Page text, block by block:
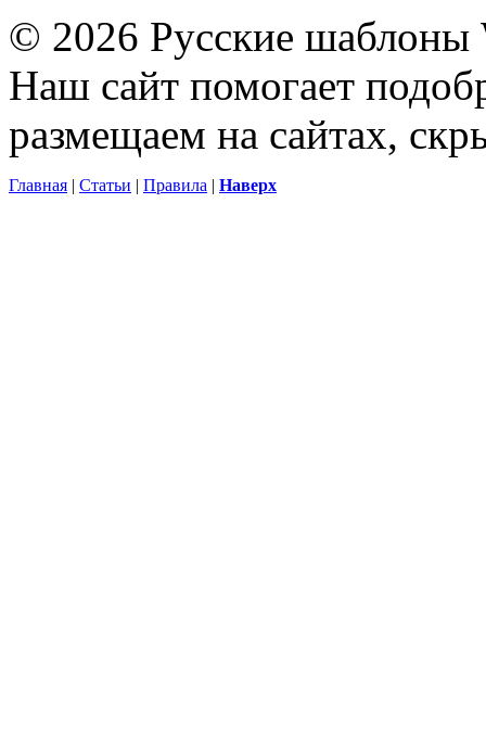
© 2026 Русские шаблоны
Наш сайт помогает
размещаем на сайтах,
Главная | Статьи | Правила | Наверх